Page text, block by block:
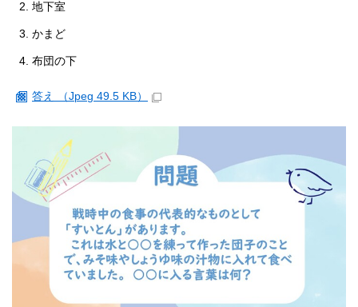
地下室
かまど
布団の下
答え （Jpeg 49.5 KB）